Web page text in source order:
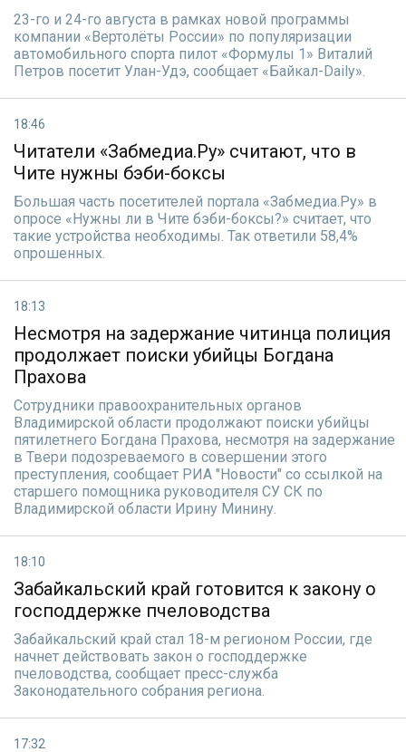
23-го и 24-го августа в рамках новой программы
компании «Вертолёты России» по популяризации
автомобильного спорта пилот «Формулы 1» Виталий
Петров посетит Улан-Удэ, сообщает «Байкал-Daily».
18:46
Читатели «Забмедиа.Ру» считают, что в
Чите нужны бэби-боксы
Большая часть посетителей портала «Забмедиа.Ру» в
опросе «Нужны ли в Чите бэби-боксы?» считает, что
такие устройства необходимы. Так ответили 58,4%
опрошенных.
18:13
Несмотря на задержание читинца полиция
продолжает поиски убийцы Богдана
Прахова
Сотрудники правоохранительных органов
Владимирской области продолжают поиски убийцы
пятилетнего Богдана Прахова, несмотря на задержание
в Твери подозреваемого в совершении этого
преступления, сообщает РИА "Новости" со ссылкой на
старшего помощника руководителя СУ СК по
Владимирской области Ирину Минину.
18:10
Забайкальский край готовится к закону о
господдержке пчеловодства
Забайкальский край стал 18-м регионом России, где
начнет действовать закон о господдержке
пчеловодства, сообщает пресс-служба
Законодательного собрания региона.
17:32